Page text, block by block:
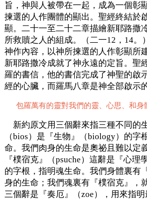
旨，神與人被帶在一起，成為一個彰
揀選的人作團體的顯出。聖經終結於
顯。二十一至二十二章描繪新耶路撒
所救贖之人的組成。（二一12，14。
神作內容，以神所揀選的人作彰顯所
新耶路撒冷成就了神永遠的定旨。聖
羅的書信，他的書信完成了神聖的啟
經的心臟，而羅馬八章是神全部啟示
包羅萬有的靈對我們的靈、心思、和身
新約原文用三個辭來指三種不同的
（bios）是『生物』（biology）的字
命。我們肉身的生命是奧祕且難以定
『樸宿克』（psuche）這辭是『心理
的字根，指明魂生命。我們身體裏有
身的生命；我們魂裏有『樸宿克』，
三個辭是『奏厄』（zoe），用來指